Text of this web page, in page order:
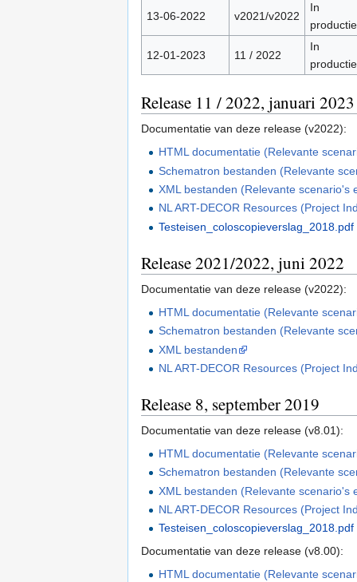
13-06-2022 v2021/v2022
In
productie
12-01-2023 11 / 2022
In
productie
Release 11 / 2022, januari 2023
Documentatie van deze release (v2022):
HTML documentatie (Relevante
Schematron bestanden (Relevante
XML bestanden (Relevante
NL ART-DECOR Resources (Project
Testeisen_coloscopieverslag_2018.pdf
Release 2021/2022, juni 2022
Documentatie van deze release (v2022):
HTML documentatie (Relevante
Schematron bestanden (Relevante
XML bestanden
NL ART-DECOR Resources (Project
Release 8, september 2019
Documentatie van deze release (v8.01):
HTML documentatie (Relevante
Schematron bestanden (Relevante
XML bestanden (Relevante
NL ART-DECOR Resources (Project
Testeisen_coloscopieverslag_2018.pdf
Documentatie van deze release (v8.00):
HTML documentatie (Relevante